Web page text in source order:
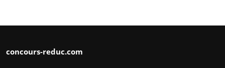
concours-reduc.com